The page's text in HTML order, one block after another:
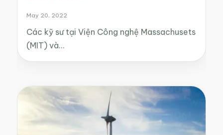
May 20, 2022
Các kỹ sư tại Viện Công nghệ Massachusets
(MIT) và…